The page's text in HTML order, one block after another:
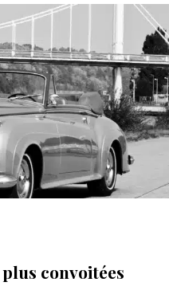
convoitées